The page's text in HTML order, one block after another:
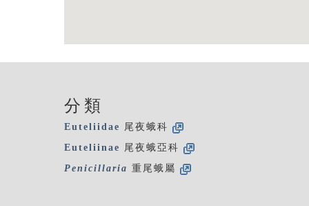
分類
Euteliidae 尾夜蛾科
Euteliinae 尾夜蛾亞科
Penicillaria 重尾蛾屬